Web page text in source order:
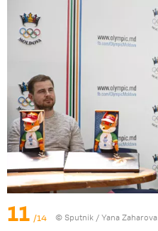
11 /14 © Sputnik / Yana Zaharova